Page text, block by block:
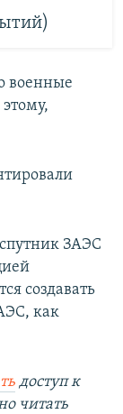
военные
ЗАЭС
создавать
как
доступ к
читать